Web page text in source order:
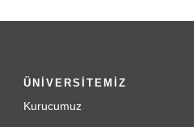
ÜNİVERSİTEMİZ
Kurucumuz